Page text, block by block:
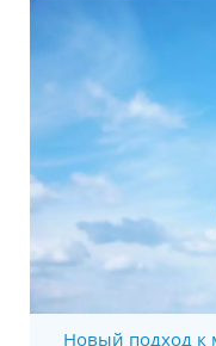
Новый подход к